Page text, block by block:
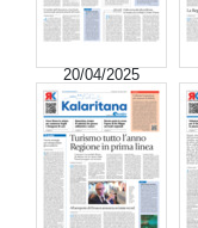
20/04/2025